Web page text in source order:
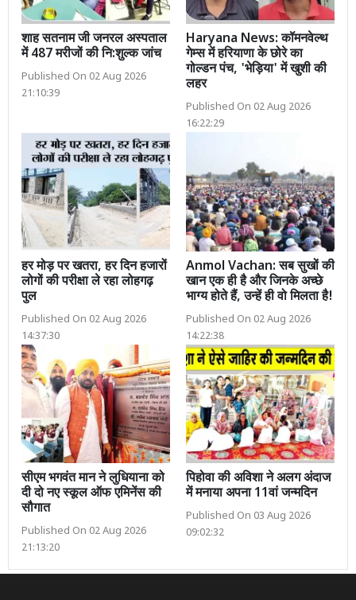
शाह सतनाम जी जनरल अस्पताल
में 487 मरीजों की नि:शुल्क जांच
Published On 02 Aug 2026
21:10:39
Haryana News: कॉमनवेल्थ
गेम्स में हरियाणा के छोरे का
गोल्डन पंच, 'भेड़िया' में खुशी की
लहर
Published On 02 Aug 2026
16:22:29
हर मोड़ पर खतरा, हर दिन हजारों
लोगों की परीक्षा ले रहा लोहगढ़
पुल
Published On 02 Aug 2026
14:37:30
Anmol Vachan: सब सुखों की
खान एक ही है और जिनके अच्छे
भाग्य होते हैं, उन्हें ही वो मिलता है!
Published On 02 Aug 2026
14:22:38
सीएम भगवंत मान ने लुधियाना को
दी दो नए स्कूल ऑफ एमिनेंस की
सौगात
Published On 02 Aug 2026
21:13:20
पिहोवा की अविशा ने अलग अंदाज
में मनाया अपना 11वां जन्मदिन
Published On 03 Aug 2026
09:02:32